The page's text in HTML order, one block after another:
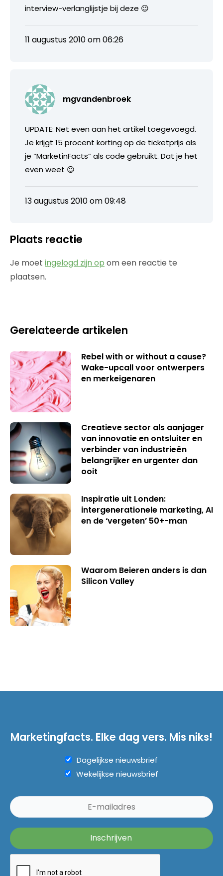
interview-verlanglijstje bij deze 😉
11 augustus 2010 om 06:26
mgvandenbroek
UPDATE: Net even aan het artikel toegevoegd.
Je krijgt 15 procent korting op de ticketprijs als
je “MarketinFacts” als code gebruikt. Dat je het
even weet 😉
13 augustus 2010 om 09:48
Plaats reactie
Je moet ingelogd zijn op om een reactie te
plaatsen.
Gerelateerde artikelen
Rebel with or without a cause?
Wake-upcall voor ontwerpers
en merkeigenaren
Creatieve sector als aanjager
van innovatie en ontsluiter en
verbinder van industrieën
belangrijker en urgenter dan
ooit
Inspiratie uit Londen:
intergenerationele marketing, AI
en de ‘vergeten’ 50+-man
Waarom Beieren anders is dan
Silicon Valley
Marketingfacts. Elke dag vers. Mis niks!
Dagelijkse nieuwsbrief
Wekelijkse nieuwsbrief